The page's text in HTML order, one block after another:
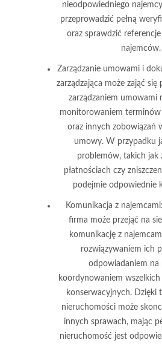
nieodpowiedniego
przeprowadzić pełną
oraz sprawdzić
najemców.
Zarządzanie umowami i
zarządzająca może zająć
zarządzaniem umowami
monitorowaniem terminów
oraz innych zobowiązań
umowy. W przypadku
problemów, takich jak
płatnościach czy
podejmie odpowiednie
Komunikacja z najemcami
firma może przejąć na
komunikację z
rozwiązywaniem ich
odpowiadaniem na
koordynowaniem
konserwacyjnych. Dzięki
nieruchomości może
innych sprawach, mając
nieruchomość jest